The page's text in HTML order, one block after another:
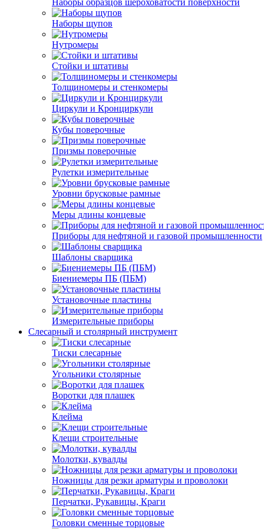
Наборы образцов шероховатости поверхности
Наборы щупов
Нутромеры
Стойки и штативы
Толщиномеры и стенкомеры
Циркули и Кронциркули
Кубы поверочные
Призмы поверочные
Рулетки измерительные
Уровни брусковые рамные
Меры длины концевые
Приборы для нефтяной и газовой промышленности
Шаблоны сварщика
Биениемеры ПБ (ПБМ)
Установочные пластины
Измерительные приборы
Слесарный и столярный инструмент
Тиски слесарные
Угольники столярные
Воротки для плашек
Клейма
Клещи строительные
Молотки, кувалды
Ножницы для резки арматуры и проволоки
Перчатки, Рукавицы, Краги
Головки сменные торцовые